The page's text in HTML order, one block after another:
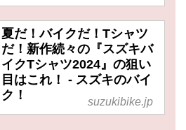
夏だ！バイクだ！Tシャツ
だ！新作続々の『スズキバ
イクTシャツ2024』の狙い
目はこれ！ - スズキのバイ
ク！
suzukibike.jp